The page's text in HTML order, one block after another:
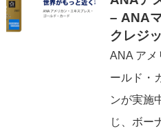
– ANA
クレジ
ANA アメ
ールド・
ンが実施
じ、ボー